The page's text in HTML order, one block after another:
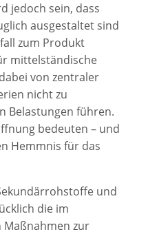
jedoch sein, dass
ausgestaltet sind
zum Produkt
mittelständische
von zentraler
nicht zu
Belastungen führen.
bedeuten – und
Hemmnis für das
und
die im
zur